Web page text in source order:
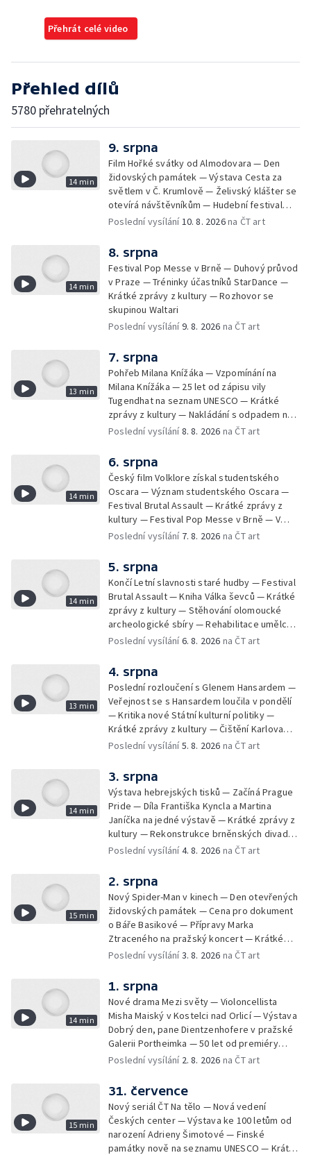
Přehrát celé video
Přehled dílů
5780 přehratelných
14 min
9. srpna
Film Hořké svátky od Almodovara — Den
židovských památek — Výstava Cesta za
světlem v Č. Krumlově — Želivský klášter se
otevírá návštěvníkům — Hudební festival
Vyrij u Kyjeva — Fat Dog na Pop Messe
Poslední vysílání10. 8. 2026na ČT art
14 min
8. srpna
Festival Pop Messe v Brně — Duhový průvod
v Praze — Tréninky účastníků StarDance —
Krátké zprávy z kultury — Rozhovor se
skupinou Waltari
Poslední vysílání9. 8. 2026 na ČT art
13 min
7. srpna
Pohřeb Milana Knížáka — Vzpomínání na
Milana Knížáka — 25 let od zápisu vily
Tugendhat na seznam UNESCO — Krátké
zprávy z kultury — Nakládání s odpadem na
festivalu Brutal Assault — Koncert Marka
Poslední vysílání8. 8. 2026 na ČT art
14 min
6. srpna
Český film Volklore získal studentského
Oscara — Význam studentského Oscara —
Festival Brutal Assault — Krátké zprávy z
kultury — Festival Pop Messe v Brně — V
Opavě promítají Odysseu z filmového pásu
Poslední vysílání 7. 8. 2026 na ČT art
14 min
5. srpna
Končí Letní slavnosti staré hudby — Festival
Brutal Assault — Kniha Válka ševců — Krátké
zprávy z kultury — Stěhování olomoucké
archeologické sbíry — Rehabilitace umělce
Milana Knížáka — Trailer na film Osamělý vlk
Poslední vysílání6. 8. 2026 na ČT art
13 min
4. srpna
Poslední rozloučení s Glenem Hansardem —
Veřejnost se s Hansardem loučila v pondělí
— Kritika nové Státní kulturní politiky —
Krátké zprávy z kultury — Čištění Karlova
mostu — Archeologický výzkum na
neslyšící
Poslední vysílání5. 8. 2026 na ČT art
14 min
3. srpna
Výstava hebrejských tisků — Začíná Prague
Pride — Díla Františka Kyncla a Martina
Janíčka na jedné výstavě — Krátké zprávy z
kultury — Rekonstrukce brněnských divadel
— Budoucnost Knihovny Václava Havla —
Kulturní tipy
Poslední vysílání4. 8. 2026 na ČT art
15 min
2. srpna
Nový Spider-Man v kinech — Den otevřených
židovských památek — Cena pro dokument
o Báře Basikové — Přípravy Marka
Ztraceného na pražský koncert — Krátké
zprávy z kultury — Nález historických
Poslední vysílání3. 8. 2026 na ČT art
14 min
1. srpna
Nové drama Mezi světy — Violoncellista
Misha Maiský v Kostelci nad Orlicí — Výstava
Dobrý den, pane Dientzenhofere v pražské
Galerii Portheimka — 50 let od premiéry
filmu Na samotě u lesa — Krátké zprávy z
Mercury
Poslední vysílání 2. 8. 2026 na ČT art
15 min
31. července
Nový seriál ČT Na tělo — Nová vedení
Českých center — Výstava ke 100 letům od
narození Adrieny Šimotové — Finské
památky nově na seznamu UNESCO — Krátké